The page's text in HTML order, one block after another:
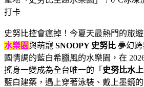
史努比控會瘋掉！今夏天最熱門的旅
水樂園與萌寵 SNOOPY 史努比 夢幻
國情調的藍白希臘風的水樂園，在
搖身一變成為全台唯一的「 史努比水
藍白建築，遇上穿著泳裝、戴上墨鏡